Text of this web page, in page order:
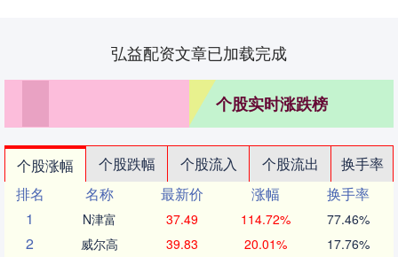
弘益配资文章已加载完成
个股实时涨跌榜
个股涨幅 个股跌幅 个股流入 个股流出
换手率
排名
名称 最新价 涨幅
换手率
1
N津富 37.49 114.72% 77.46%
2 威尔高 39.83 20.01% 17.76%